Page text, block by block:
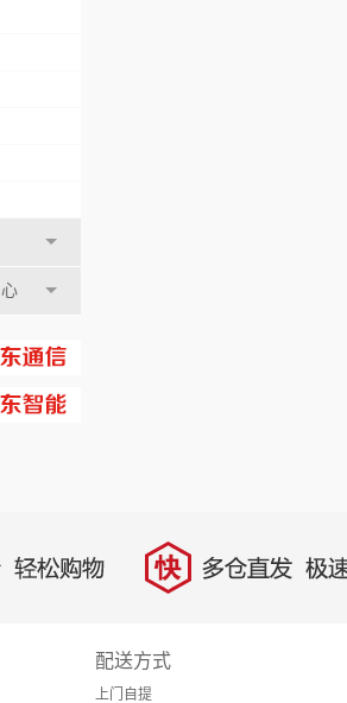
松购物 快 多仓直发，极速
配送方式
上门自提